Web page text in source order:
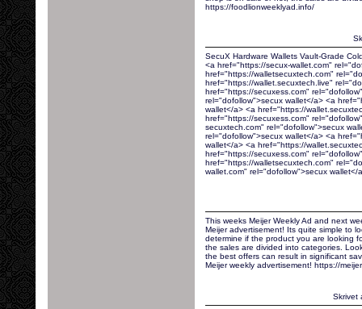
https://foodlionweeklyad.info/
SecuX Hardware Wallets Vault-Grade
<a href="https://secux-wallet.com"
href="https://walletsecuxtech.com"
href="https://wallet.secuxtech.live"
href="https://secuxess.com"
rel="dofollow">secux wallet</a> <a
wallet</a> <a href="https://
href="https://secuxess.com"
secuxtech.com" rel="dofollow">secux
rel="dofollow">secux wallet</a> <a
wallet</a> <a href="https://
href="https://secuxess.com"
href="https://walletsecuxtech.com"
wallet.com" rel="dofollow">secux wallet</
This weeks Meijer Weekly Ad and next
Meijer advertisement! Its quite simple to
determine if the product you are looking
the sales are divided into categories.
the best offers can result in significant
Meijer weekly advertisement! https://
Skrivet